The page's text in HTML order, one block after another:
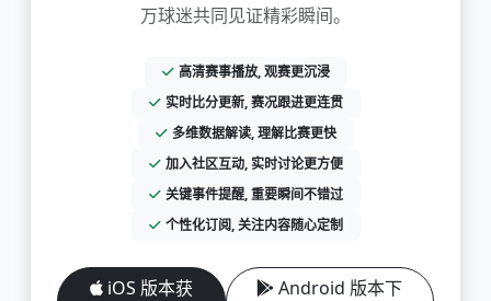
万球迷共同见证精彩瞬间。
高清赛事播放, 观赛更沉浸
实时比分更新, 赛况跟进更连贯
多维数据解读, 理解比赛更快
加入社区互动, 实时讨论更方便
关键事件提醒, 重要瞬间不错过
个性化订阅, 关注内容随心定制
iOS 版本获
Android 版本下